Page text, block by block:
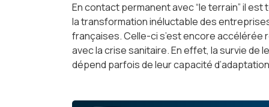
En contact permanent avec “le terrain” il est
la transformation inéluctable des
françaises. Celle-ci s’est encore accélérée
avec la crise sanitaire. En effet, la survie de
dépend parfois de leur capacité